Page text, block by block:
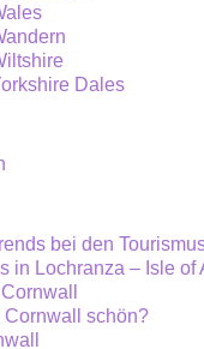
Dales
bei den
in Lochranza – Isle of
Cornwall schön?